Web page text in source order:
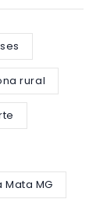
rural
Mata MG